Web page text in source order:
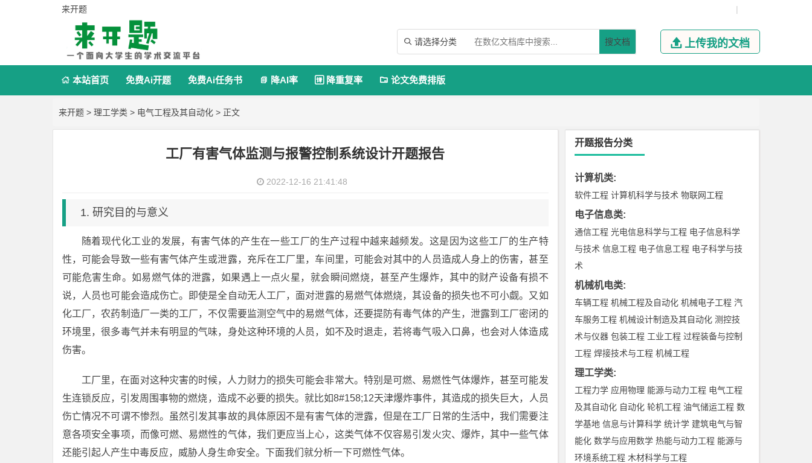
来开题 |
 请选择分类 搜文档  上传我的文档
 本站首页 免费Ai开题 免费Ai任务书  降AI率  降重复率  论文免费排版
来开题 > 理工学类 > 电气工程及其自动化 > 正文
工厂有害气体监测与报警控制系统设计开题报告
2022-12-16 21:41:48
1. 研究目的与意义
随着现代化工业的发展，有害气体的产生在一些工厂的生产过程中越来越频发。这是因为这些工厂的生产特
性，可能会导致一些有害气体产生或泄露，充斥在工厂里，车间里，可能会对其中的人员造成人身上的伤害，甚至
可能危害生命。如易燃气体的泄露，如果遇上一点火星，就会瞬间燃烧，甚至产生爆炸，其中的财产设备有损不
说，人员也可能会造成伤亡。即使是全自动无人工厂，面对泄露的易燃气体燃烧，其设备的损失也不可小觑。又如
化工厂，农药制造厂一类的工厂，不仅需要监测空气中的易燃气体，还要提防有毒气体的产生，泄露到工厂密闭的
环境里，很多毒气并未有明显的气味，身处这种环境的人员，如不及时退走，若将毒气吸入口鼻，也会对人体造成
伤害。
工厂里，在面对这种灾害的时候，人力财力的损失可能会非常大。特别是可燃、易燃性气体爆炸，甚至可能发
生连锁反应，引发周围事物的燃烧，造成不必要的损失。就比如8#158;12天津爆炸事件，其造成的损失巨大，人员
伤亡情况不可谓不惨烈。虽然引发其事故的具体原因不是有害气体的泄露，但是在工厂日常的生活中，我们需要注
意各项安全事项，而像可燃、易燃性的气体，我们更应当上心，这类气体不仅容易引发火灾、爆炸，其中一些气体
还能引起人产生中毒反应，威胁人身生命安全。下面我们就分析一下可燃性气体。
开题报告分类
计算机类:
软件工程 计算机科学与技术 物联网工程
电子信息类:
通信工程 光电信息科学与工程 电子信息科学
与技术 信息工程 电子信息工程 电子科学与技
术
机械机电类:
车辆工程 机械工程及自动化 机械电子工程 汽
车服务工程 机械设计制造及其自动化 测控技
术与仪器 包装工程 工业工程 过程装备与控制
工程 焊接技术与工程 机械工程
理工学类:
工程力学 应用物理 能源与动力工程 电气工程
及其自动化 自动化 轮机工程 油气储运工程 数
学基地 信息与计算科学 统计学 建筑电气与智
能化 数学与应用数学 热能与动力工程 能源与
环境系统工程 木材科学与工程